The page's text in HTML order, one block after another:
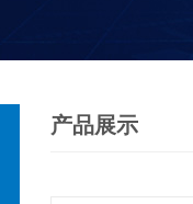
产品展示